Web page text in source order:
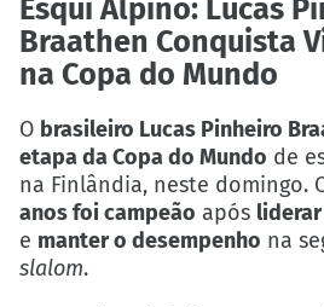
Esqui Alpino: Lucas
Braathen Conquista
na Copa do Mundo
O brasileiro Lucas Pinheiro
etapa da Copa do Mundo de
na Finlândia, neste domingo.
anos foi campeão após
e manter o desempenho na
slalom.